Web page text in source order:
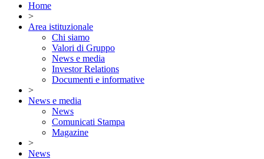
Home
>
Area istituzionale
Chi siamo
Valori di Gruppo
News e media
Investor Relations
Documenti e informative
>
News e media
News
Comunicati Stampa
Magazine
>
News